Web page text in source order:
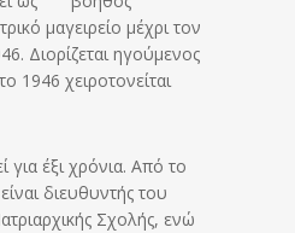
μαγειρείο μέχρι τον
Διορίζεται ηγούμενος
1946 χειροτονείται
για έξι χρόνια. Από το
διευθυντής του
Σχολής, ενώ